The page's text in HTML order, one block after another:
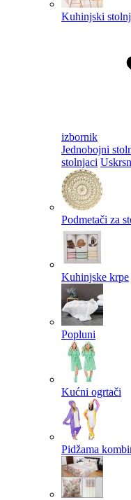
Kuhinjski
izbornik
Jednobojni
stolnjaci
Podmetači za
Kuhinjske krpe
Popluni
Kućni ogrtači
Pidžama